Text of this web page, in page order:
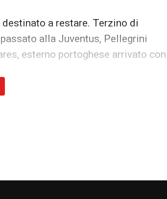
a restare. Terzino di
alla Juventus, Pellegrini
esterno portoghese arrivato con
tenere conto di esigenze